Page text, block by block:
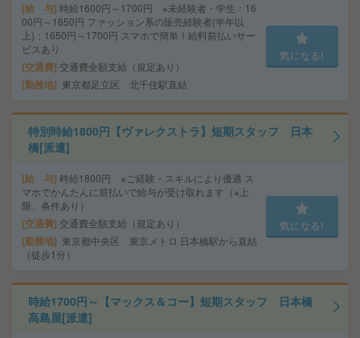
給 与 時給1600円～1700円 ※未経験者・学生：16
00円～1650円 ファッション系の販売経験者(半年以
上)：1650円～1700円 スマホで簡単！給料前払いサー
ビスあり
交通費 交通費全額支給（規定あり）
勤務地 東京都足立区 北千住駅直結
気になる!
特別時給1800円【ヴァレクストラ】短期スタッフ 日本
橋[派遣]
給 与 時給1800円 ※ご経験・スキルにより優遇 ス
マホでかんたんに前払いで給与が受け取れます（※上
限、条件あり）
交通費 交通費全額支給（規定あり）
勤務地
東京都中央区 東京メトロ 日本橋駅から直結
（徒歩1分）
気になる!
時給1700円～【マックス＆コー】短期スタッフ 日本橋
高島屋[派遣]